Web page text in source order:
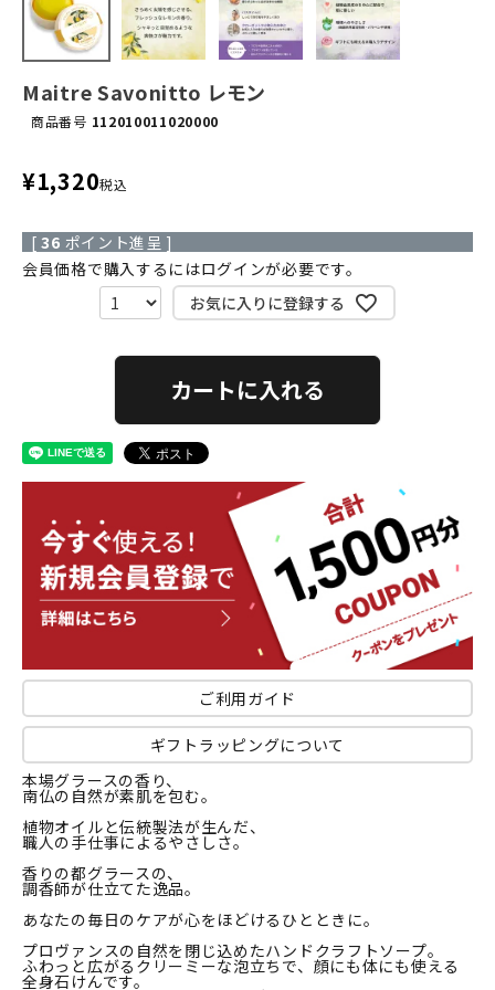
Maitre Savonitto レモン
商品番号 112010011020000
¥1,320税込
[ 36 ポイント進呈 ]
会員価格で購入するにはログインが必要です。
お気に入りに登録する
カートに入れる
ご利用ガイド
ギフトラッピングについて
本場グラースの香り、
南仏の自然が素肌を包む。
植物オイルと伝統製法が生んだ、
職人の手仕事によるやさしさ。
香りの都グラースの、
調香師が仕立てた逸品。
あなたの毎日のケアが心をほどけるひとときに。
プロヴァンスの自然を閉じ込めたハンドクラフトソープ。
ふわっと広がるクリーミーな泡立ちで、顔にも体にも使える
全身石けんです。